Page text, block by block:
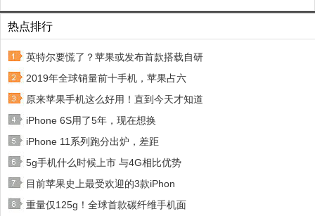
热点排行
英特尔要慌了？苹果或发布首款搭载自研
2019年全球销量前十手机，苹果占六
原来苹果手机这么好用！直到今天才知道
iPhone 6S用了5年，现在想换
iPhone 11系列跑分出炉，差距
5g手机什么时候上市 与4G相比优势
目前苹果史上最受欢迎的3款iPhon
重量仅125g！全球首款碳纤维手机面